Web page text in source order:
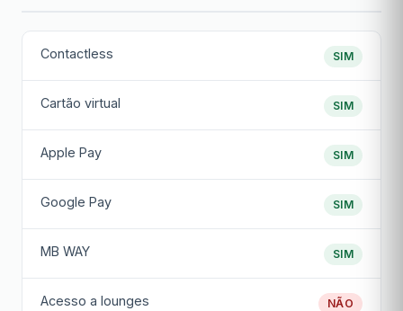
Contactless SIM
Cartão virtual SIM
Apple Pay SIM
Google Pay SIM
MB WAY SIM
Acesso a lounges NÃO